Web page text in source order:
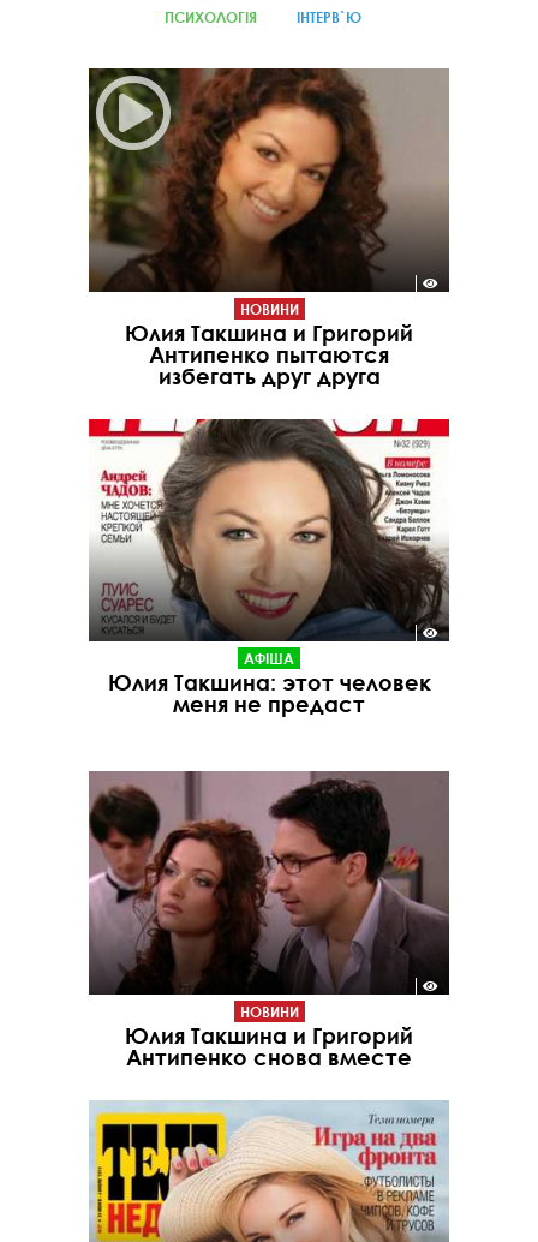
ПСИХОЛОГІЯ ІНТЕРВ`Ю
НОВИНИ
Юлия Такшина и Григорий
Антипенко пытаются
избегать друг друга
АФІША
Юлия Такшина: этот человек
меня не предаст
НОВИНИ
Юлия Такшина и Григорий
Антипенко снова вместе